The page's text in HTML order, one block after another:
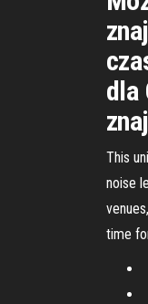
dla
This
noise
time